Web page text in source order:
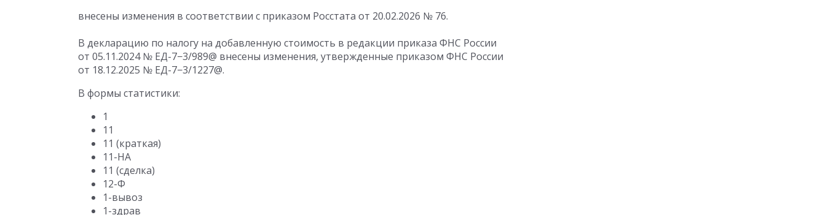
внесены изменения в соответствии с приказом Росстата от 20.02.2026 № 76.
В декларацию по налогу на добавленную стоимость в редакции приказа ФНС России
от 05.11.2024№ ЕД-7−3/989@ внесены изменения, утвержденные приказом ФНС России
от 18.12.2025 № ЕД-7−3/1227@.
В формы статистики:
1
11
11 (краткая)
11-НА
11 (сделка)
12-Ф
1-вывоз
1-здрав